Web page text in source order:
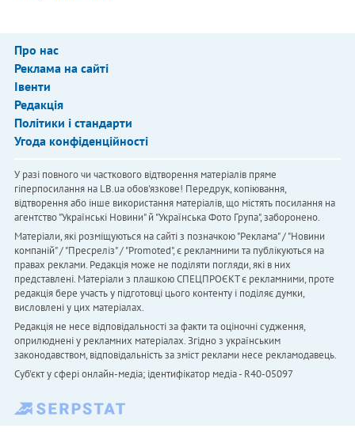
Про нас
Реклама на сайті
Івенти
Редакція
Політики і стандарти
Угода конфіденційності
У разі повного чи часткового відтворення матеріалів пряме
гіперпосилання на LB.ua обов'язкове! Передрук, копіювання,
відтворення або інше використання матеріалів, що містять посилання на
агентство "Українськi Новини" й "Українська Фото Група", заборонено.
Матеріали, які розміщуються на сайті з позначкою "Реклама" / "Новини
компаній" / "Пресреліз" / "Promoted", є рекламними та публікуються на
правах реклами. Редакція може не поділяти погляди, які в них
представлені. Матеріали з плашкою СПЕЦПРОЄКТ є рекламними, проте
редакція бере участь у підготовці цього контенту і поділяє думки,
висловлені у цих матеріалах.
Редакція не несе відповідальності за факти та оціночні судження,
оприлюднені у рекламних матеріалах. Згідно з українським
законодавством, відповідальність за зміст реклами несе рекламодавець.
Cуб'єкт у сфері онлайн-медіа; ідентифікатор медіа - R40-05097